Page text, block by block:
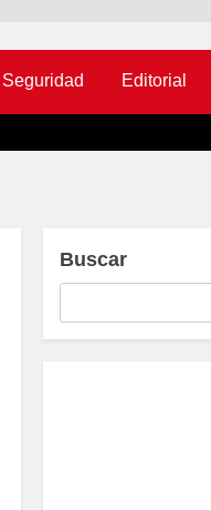
Seguridad Editorial
Buscar